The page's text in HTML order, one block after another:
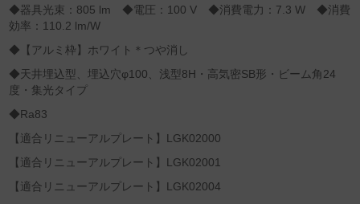
◆器具光束：805 lm ◆電圧：100 V ◆消費電力：7.3 W ◆消費
効率：110.2 lm/W
◆【アルミ枠】ホワイト＊つや消し
◆天井埋込型、埋込穴φ100、浅型8H・高気密SB形・ビーム角24
度・集光タイプ
◆Ra83
【適合リニューアルプレート】LGK02000
【適合リニューアルプレート】LGK02001
【適合リニューアルプレート】LGK02004